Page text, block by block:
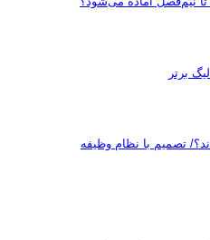
برتر
تصمیم با نظام وظیفه